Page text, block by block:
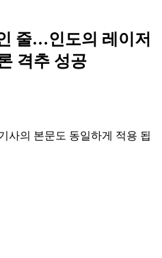
줄…인도의 레이저
격추 성공
사의 본문도 동일하게 적용 됩